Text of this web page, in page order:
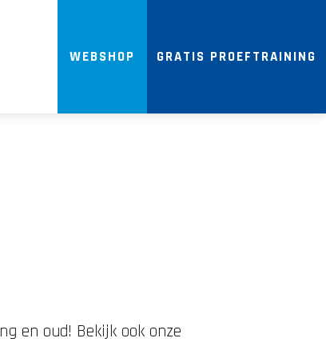
WEBSHOP GRATIS PROEFTRAINING
en oud! Bekijk ook onze